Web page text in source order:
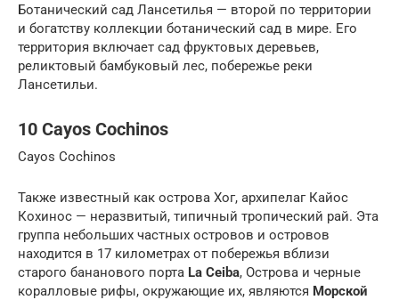
Ботанический сад Лансетилья — второй по территории
и богатству коллекции ботанический сад в мире. Его
территория включает сад фруктовых деревьев,
реликтовый бамбуковый лес, побережье реки
Лансетильи.
10 Cayos Cochinos
Cayos Cochinos
Также известный как острова Хог, архипелаг Кайос
Кохинос — неразвитый, типичный тропический рай. Эта
группа небольших частных островов и островов
находится в 17 километрах от побережья вблизи
старого бананового порта La Ceiba, Острова и черные
коралловые рифы, окружающие их, являются Морской